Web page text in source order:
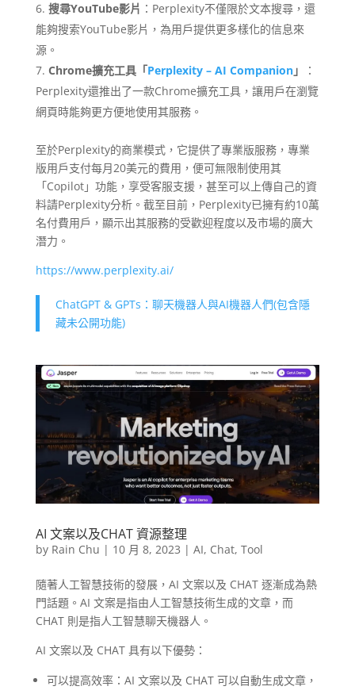
搜尋YouTube影片 ：Perplexity不僅限於文本搜尋，還
能夠搜索YouTube影片，為用戶提供更多樣化的信息來
源。
Chrome擴充工具「Perplexity – AI Companion」
：
Perplexity還推出了一款Chrome擴充工具，讓用戶在瀏覽
網頁時能夠更方便地使用其服務。
至於Perplexity的商業模式，它提供了專業版服務，專業
版用戶支付每月20美元的費用，便可無限制使用其
「Copilot」功能，享受客服支援，甚至可以上傳自己的資
料請Perplexity分析。截至目前，Perplexity已擁有約10萬
名付費用戶，顯示出其服務的受歡迎程度以及市場的廣大
潛力。
https://www.perplexity.ai/
ChatGPT & GPTs：聊天機器人與AI機器人們(包含隱
藏未公開功能)
AI 文案以及CHAT 資源整理
by Rain Chu | 10 月 8, 2023 | AI, Chat, Tool
隨著人工智慧技術的發展，AI 文案以及 CHAT 逐漸成為熱
門話題。AI 文案是指由人工智慧技術生成的文章，而
CHAT 則是指人工智慧聊天機器人。
AI 文案以及 CHAT 具有以下優勢：
可以提高效率：AI 文案以及 CHAT 可以自動生成文章，